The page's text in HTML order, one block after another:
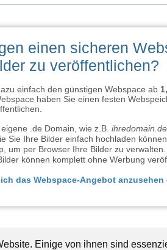
Einige von ihnen sind
einen sicheren
zu veröffentlichen?
einfach den günstigen Webspace ab
haben Sie einen festen
.de Domain, wie z.B.
Sie Ihre Bilder einfach hochladen können.
um per Browser Ihre Bilder zu verwalten.
können komplett ohne Werbung
das Webspace-Angebot anzusehen